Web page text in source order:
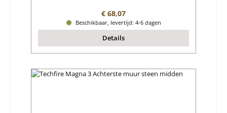
Normale prijs:
€ 68,07
Beschikbaar, levertijd: 4-6 dagen
Details